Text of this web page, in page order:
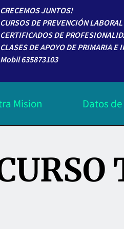
CRECEMOS JUNTOS!
CURSOS DE PREVENCIÓN LABORAL
CERTIFICADOS DE
CLASES DE APOYO DE PRIMARIA E
Mobil 635873103
Mision
Datos